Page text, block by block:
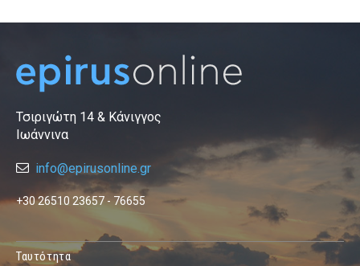
Τσιριγώτη 14 & Κάνιγγος
Ιωάννινα
info@epirusonline.gr
+30 26510 23657 - 76655
Ταυτότητα